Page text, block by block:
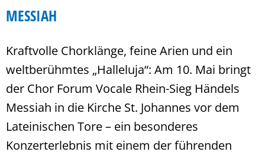
MESSIAH
Kraftvolle Chorklänge, feine Arien und ein
weltberühmtes „Halleluja“: Am 10. Mai bringt
der Chor Forum Vocale Rhein-Sieg Händels
Messiah in die Kirche St. Johannes vor dem
Lateinischen Tore – ein besonderes
Konzerterlebnis mit einem der führenden